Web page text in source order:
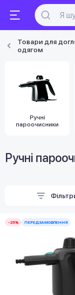
Товари для
одягом
Ручні
пароочисники
Ручні
-25% ПЕРЕДЗАМОВЛЕННЯ